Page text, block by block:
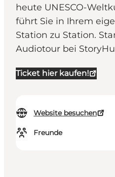
heute UNESCO-
führt Sie in Ihrem
Station zu Station.
Audiotour bei
Ticket hier kaufen!
Website besuchen
Freunde